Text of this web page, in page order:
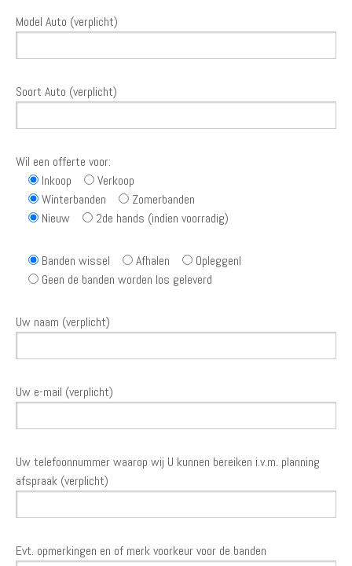
Model Auto (verplicht)
Soort Auto (verplicht)
Wil een offerte voor:
Inkoop
Verkoop
Winterbanden
Zomerbanden
Nieuw
2de hands (indien voorradig)
Banden wissel Afhalen
Opleggenl
Geen de banden worden los geleverd
Uw naam (verplicht)
Uw e-mail (verplicht)
Uw telefoonnummer waarop wij U kunnen bereiken i.v.m. planning
afspraak (verplicht)
Evt. opmerkingen en of merk voorkeur voor de banden